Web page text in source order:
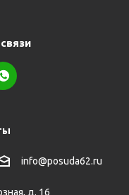
info@posuda62.ru
д. 16